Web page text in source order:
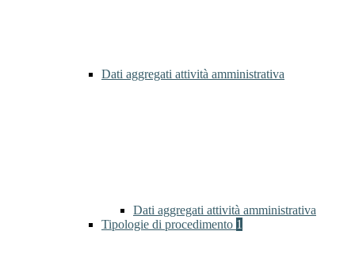
Dati aggregati attività amministrativa
Dati aggregati attività amministrativa
Tipologie di procedimento 1